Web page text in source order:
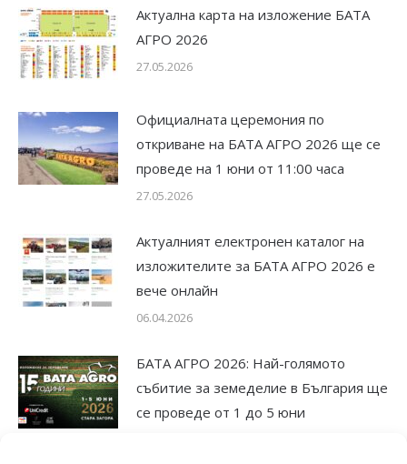
Актуална карта на изложение БАТА
АГРО 2026
27.05.2026
Официалната церемония по
откриване на БАТА АГРО 2026 ще се
проведе на 1 юни от 11:00 часа
27.05.2026
Актуалният електронен каталог на
изложителите за БАТА АГРО 2026 е
вече онлайн
06.04.2026
БАТА АГРО 2026: Най-голямото
събитие за земеделие в България ще
се проведе от 1 до 5 юни